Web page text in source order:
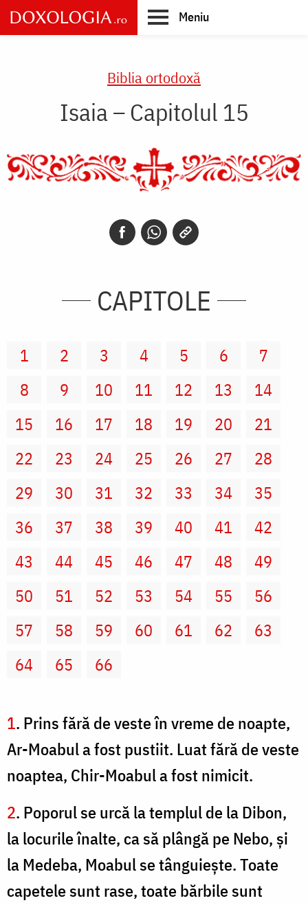
Skip
to
main
Meniu
Biblia ortodoxă
Isaia – Capitolul 15
CAPITOLE
1 2 3 4 5 6
7
8
9 10 11 12 13
14
15
16 17 18 19 20
21
22
23 24 25 26 27
28
29
30 31 32 33 34
35
36
37 38 39 40 41
42
43
44 45 46 47 48
49
50
51 52 53 54 55
56
57
58 59 60 61 62
63
64
65 66
1. Prins fără de veste în vreme de noapte,
Ar-Moabul a fost pustiit. Luat fără de veste
noaptea, Chir-Moabul a fost nimicit.
2. Poporul se urcă la templul de la Dibon,
la locurile înalte, ca să plângă pe Nebo, şi
la Medeba, Moabul se tânguieşte. Toate
capetele sunt rase, toate bărbile sunt